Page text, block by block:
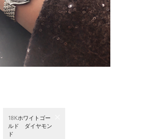
18Kホワイトゴー
ルド ダイヤモン
ド